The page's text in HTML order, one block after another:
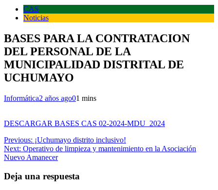
CAS
Noticias
BASES PARA LA CONTRATACION
DEL PERSONAL DE LA
MUNICIPALIDAD DISTRITAL DE
UCHUMAYO
Informática2 años ago01 mins
DESCARGAR BASES CAS 02-2024-MDU_2024
Navegación
de
Previous: ¡Uchumayo distrito inclusivo!
Next: Operativo de limpieza y mantenimiento en la Asociación
Nuevo Amanecer
Deja una respuesta